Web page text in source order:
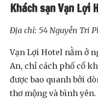
Khách sạn Vạn Lợi
Địa chỉ: 54 Nguyễn Tri
Vạn Lợi Hotel nằm ở
An, chỉ cách phố cổ
được bao quanh bởi
thơ mộng và bình